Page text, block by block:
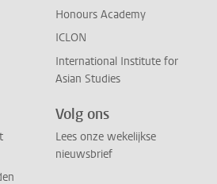
Honours Academy
ICLON
International Institute for
Asian Studies
Volg ons
Lees onze wekelijkse
nieuwsbrief